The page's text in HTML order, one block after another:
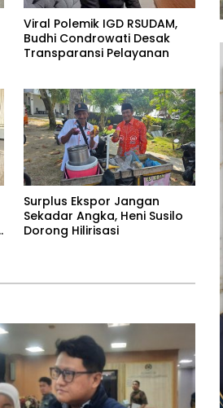
Viral Polemik IGD RSUDAM,
Budhi Condrowati Desak
Transparansi Pelayanan
Surplus Ekspor Jangan
Sekadar Angka, Heni Susilo
Dorong Hilirisasi